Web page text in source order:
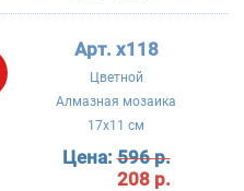
Арт. x118
Цветной
Алмазная мозаика
17x11 см
Цена:596 р.
208 р.